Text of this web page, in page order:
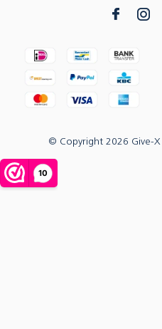
© Copyright 2026 Give-X